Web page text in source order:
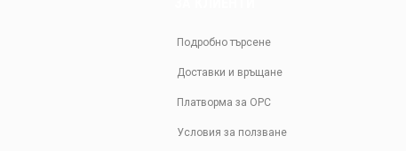
Подробно търсене
Доставки и връщане
Платворма за ОРС
Условия за ползване